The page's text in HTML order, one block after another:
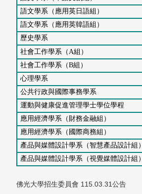
語文學系 （應用英日語組）
語文學系 （應用英韓語組）
歷史學系
社會工作學系 （ A組）
社會工作學系 （B組）
心理學系
公共行政與國際事務學系
運動與健康促進管理學士學位學程
應用經濟學系 （財務金融組）
應用經濟學系 （國際商務組）
產品與媒體設計學系 （智慧產品設計組）
產品與媒體設計學系 （視覺媒體設計組）
佛光大學招生委員會 115.03.31公告